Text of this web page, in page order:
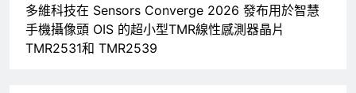
多維科技在 Sensors Converge 2026 發布用於智慧
手機攝像頭 OIS 的超小型TMR線性感測器晶片
TMR2531和 TMR2539